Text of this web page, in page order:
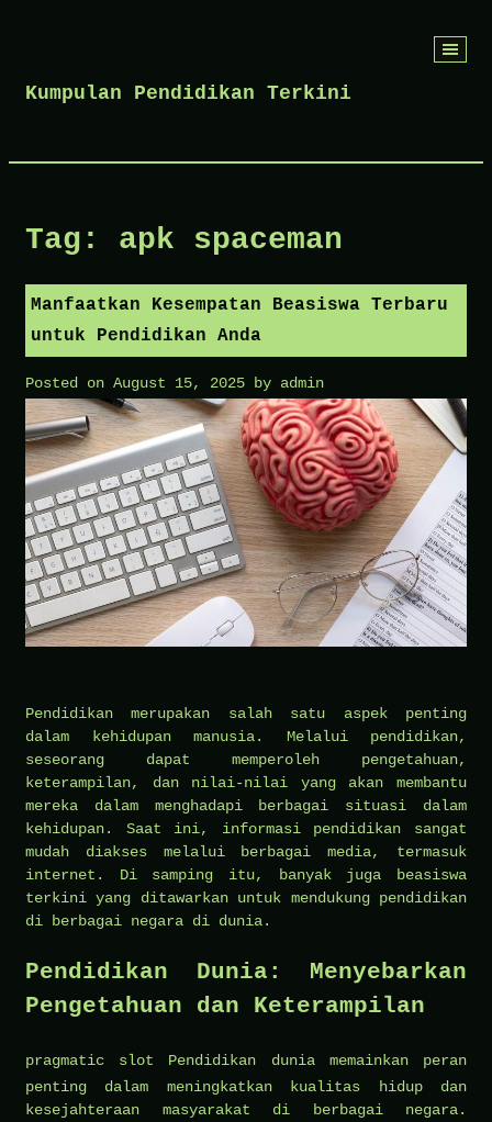
Kumpulan Pendidikan Terkini
Tag: apk spaceman
Manfaatkan Kesempatan Beasiswa Terbaru
untuk Pendidikan Anda
Posted on August 15, 2025 by admin
Pendidikan merupakan salah satu aspek penting
dalam kehidupan manusia. Melalui pendidikan,
seseorang dapat memperoleh pengetahuan,
keterampilan, dan nilai-nilai yang akan membantu
mereka dalam menghadapi berbagai situasi dalam
kehidupan. Saat ini, informasi pendidikan sangat
mudah diakses melalui berbagai media, termasuk
internet. Di samping itu, banyak juga beasiswa
terkini yang ditawarkan untuk mendukung pendidikan
di berbagai negara di dunia.
Pendidikan Dunia: Menyebarkan
Pengetahuan dan Keterampilan
pragmatic slot Pendidikan dunia memainkan peran
penting dalam meningkatkan kualitas hidup dan
kesejahteraan masyarakat di berbagai negara.